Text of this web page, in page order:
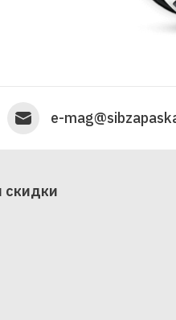
e-
скидки